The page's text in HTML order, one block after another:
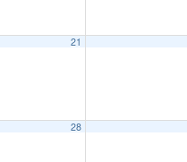
21
28